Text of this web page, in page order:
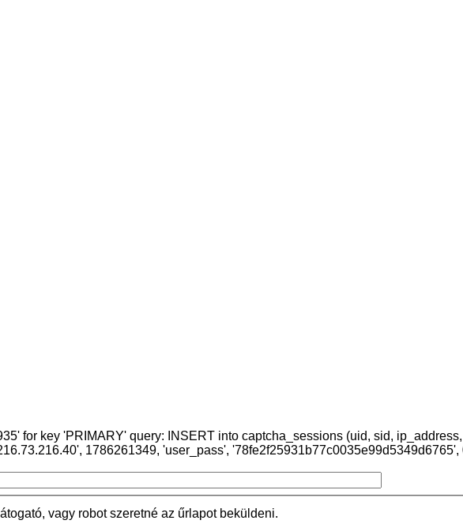
for key 'PRIMARY' query: INSERT into captcha_sessions (uid, sid,
1786261349, 'user_pass',
vagy robot szeretné az űrlapot beküldeni.